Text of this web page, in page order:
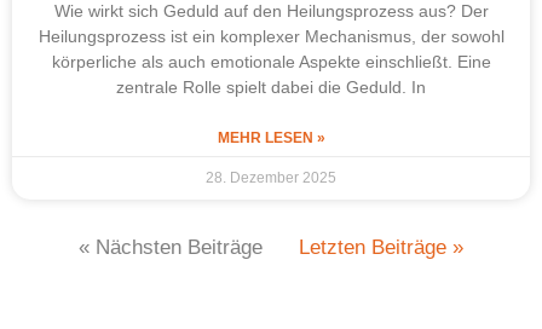
Wie wirkt sich Geduld auf den Heilungsprozess aus? Der
Heilungsprozess ist ein komplexer Mechanismus, der sowohl
körperliche als auch emotionale Aspekte einschließt. Eine
zentrale Rolle spielt dabei die Geduld. In
MEHR LESEN »
28. Dezember 2025
« Nächsten Beiträge Letzten Beiträge »